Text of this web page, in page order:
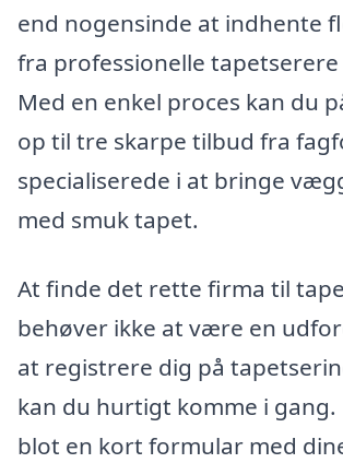
end nogensinde at indhente
fra professionelle
Med en enkel proces kan du
op til tre skarpe tilbud fra
specialiserede i at bringe
med smuk tapet.
At finde det rette firma til
behøver ikke at være en
at registrere dig på
kan du hurtigt komme i
blot en kort formular med